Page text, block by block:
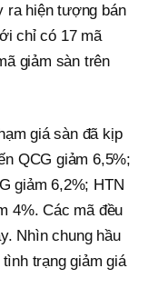
ra hiện tượng bán
chỉ có 17 mã
giảm sàn trên
giá sàn đã kịp
QCG giảm 6,5%;
giảm 6,2%; HTN
4%. Các mã đều
Nhìn chung hầu
trạng giảm giá